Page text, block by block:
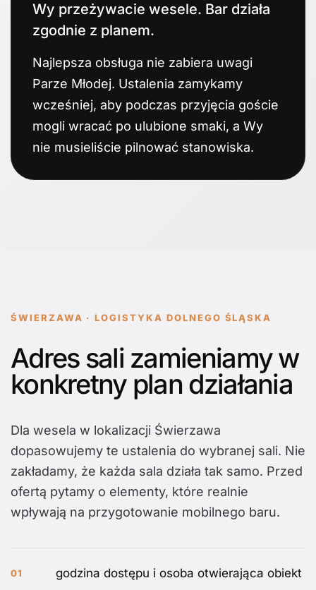
Wy przeżywacie wesele. Bar działa
zgodnie z planem.
Najlepsza obsługa nie zabiera uwagi
Parze Młodej. Ustalenia zamykamy
wcześniej, aby podczas przyjęcia goście
mogli wracać po ulubione smaki, a Wy
nie musieliście pilnować stanowiska.
ŚWIERZAWA · LOGISTYKA DOLNEGO ŚLĄSKA
Adres sali zamieniamy w
konkretny plan działania
Dla wesela w lokalizacji Świerzawa
dopasowujemy te ustalenia do wybranej sali. Nie
zakładamy, że każda sala działa tak samo. Przed
ofertą pytamy o elementy, które realnie
wpływają na przygotowanie mobilnego baru.
01 godzina dostępu i osoba otwierająca obiekt